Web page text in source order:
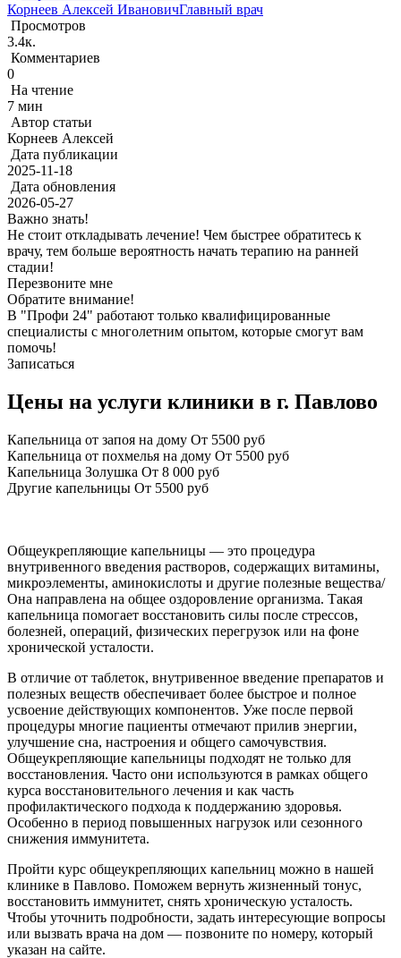
Корнеев Алексей ИвановичГлавный врач
Просмотров
3.4к.
Комментариев
0
На чтение
7 мин
Автор статьи
Корнеев Алексей
Дата публикации
2025-11-18
Дата обновления
2026-05-27
Важно знать!
Не стоит откладывать лечение! Чем быстрее обратитесь к
врачу, тем больше вероятность начать терапию на ранней
стадии!
Перезвоните мне
Обратите внимание!
В "Профи 24" работают только квалифицированные
специалисты с многолетним опытом, которые смогут вам
помочь!
Записаться
Цены на услуги клиники в г. Павлово
Капельница от запоя на дому От 5500 руб
Капельница от похмелья на дому От 5500 руб
Капельница Золушка От 8 000 руб
Другие капельницы От 5500 руб
Общеукрепляющие капельницы — это процедура
внутривенного введения растворов, содержащих витамины,
микроэлементы, аминокислоты и другие полезные вещества/
Она направлена на общее оздоровление организма. Такая
капельница помогает восстановить силы после стрессов,
болезней, операций, физических перегрузок или на фоне
хронической усталости.
В отличие от таблеток, внутривенное введение препаратов и
полезных веществ обеспечивает более быстрое и полное
усвоение действующих компонентов. Уже после первой
процедуры многие пациенты отмечают прилив энергии,
улучшение сна, настроения и общего самочувствия.
Общеукрепляющие капельницы подходят не только для
восстановления. Часто они используются в рамках общего
курса восстановительного лечения и как часть
профилактического подхода к поддержанию здоровья.
Особенно в период повышенных нагрузок или сезонного
снижения иммунитета.
Пройти курс общеукрепляющих капельниц можно в нашей
клинике в Павлово. Поможем вернуть жизненный тонус,
восстановить иммунитет, снять хроническую усталость.
Чтобы уточнить подробности, задать интересующие вопросы
или вызвать врача на дом — позвоните по номеру, который
указан на сайте.